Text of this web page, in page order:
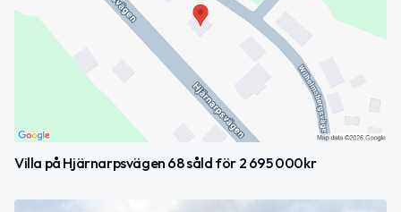
Villa på Hjärnarpsvägen 68 såld för 2 695 000kr